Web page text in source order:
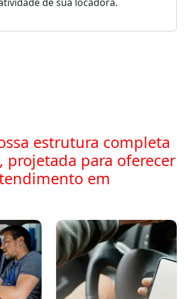
estrutura completa
projetada para oferecer
em